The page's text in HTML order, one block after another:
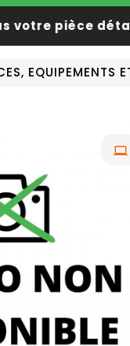
pièce
EQUIPEMENTS